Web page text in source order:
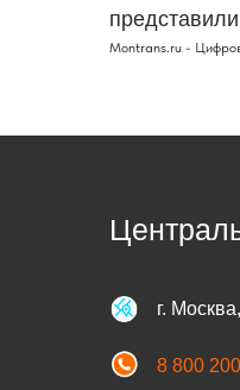
Montrans.ru -
г.
8 800